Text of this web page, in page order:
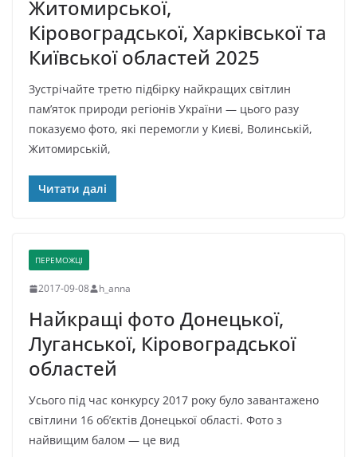
Житомирської,
Кіровоградської, Харківської та
Київської областей 2025
Зустрічайте третю підбірку найкращих світлин
пам’яток природи регіонів України — цього разу
показуємо фото, які перемогли у Києві, Волинській,
Житомирській,
Читати далі
ПЕРЕМОЖЦІ
2017-09-08 h_anna
Найкращі фото Донецької,
Луганської, Кіровоградської
областей
Усього під час конкурсу 2017 року було завантажено
світлини 16 об’єктів Донецької області. Фото з
найвищим балом — це вид